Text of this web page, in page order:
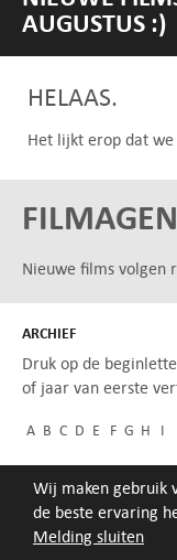
Melding sluiten
Wij maken gebruik
de beste ervaring
AUGUSTUS :)
HELAAS.
Het lijkt erop dat we
Nieuwe films volgen
ARCHIEF
Druk op de
of jaar van eerste
A B C D E F G H I